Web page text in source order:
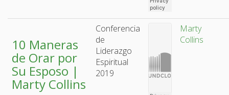
10 Maneras
de Orar por
Su Esposo |
Marty Collins
Conferencia
de
Liderazgo
Espiritual
2019
Marty
Collins